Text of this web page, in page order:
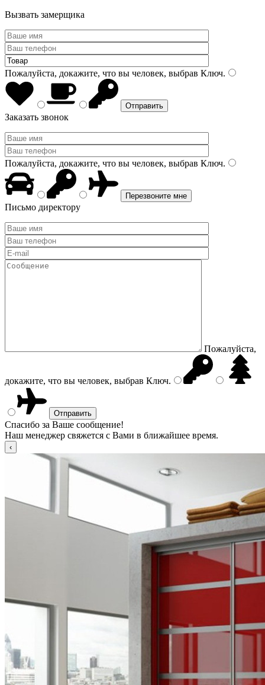
Вызвать замерщика
Пожалуйста, докажите, что вы человек, выбрав Ключ.
Заказать звонок
Пожалуйста, докажите, что вы человек, выбрав Ключ.
Письмо директору
Пожалуйста,
докажите, что вы человек, выбрав Ключ.
Спасибо за Ваше сообщение!
Наш менеджер свяжется с Вами в ближайшее время.